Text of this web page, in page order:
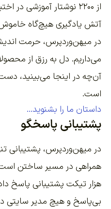
از ۲۲۰۰
نوشتار آموزشی در
آتش یادگیری هیچ‌گاه
در میهن‌وردپرس، حرمت
می‌داریم. دل به رزق از
آن‌چه در اینجا می‌بینید،
است.
داستان ما را بشنوید...
پشتیبانی پاسخگو
در میهن‌وردپرس، پشتیبانی
هزار تیکت پشتیبانی پاسخ
بی‌پاسخ و هیچ مدیر سایتی در